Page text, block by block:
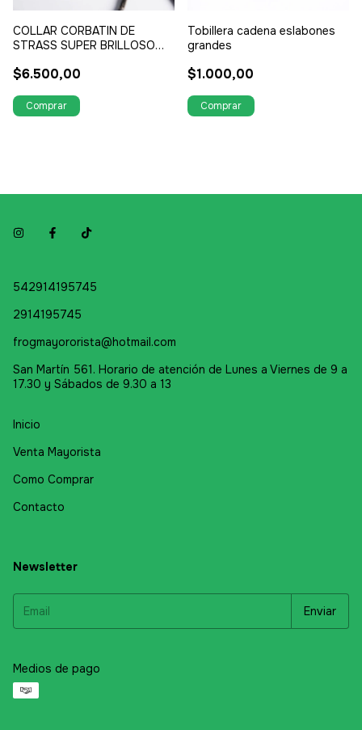
COLLAR CORBATIN DE
STRASS SUPER BRILLOSO
$6.500,00
Tobillera cadena eslabones
grandes
$1.000,00
542914195745
2914195745
frogmayororista@hotmail.com
San Martín 561. Horario de atención de Lunes a Viernes de 9 a
17.30 y Sábados de 9.30 a 13
Inicio
Venta Mayorista
Como Comprar
Contacto
Newsletter
Medios de pago